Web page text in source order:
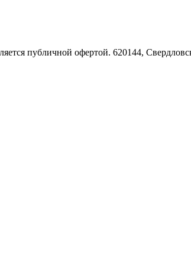
публичной офертой. 620144,